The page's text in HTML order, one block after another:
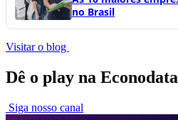
no Brasil
Visitar o blog
Dê o play na Econodata
Siga nosso canal